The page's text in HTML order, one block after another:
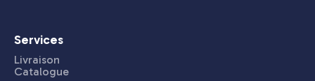
Services
Livraison
Catalogue